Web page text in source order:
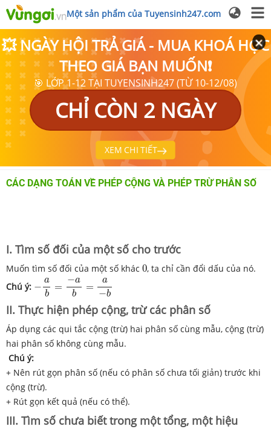
Một sản phẩm của Tuyensinh247.com
💥 NGÀY HỘI TRẢ GIÁ - MUA KHOÁ HỌC
THEO GIÁ BẠN MUỐN❗
🎯 LỚP 1-12 TẠI TUYENSINH247 (TỪ 10-12/08)
CHỈ CÒN 2 NGÀY
XEM CHI TIẾT
CÁC DẠNG TOÁN VỀ PHÉP CỘNG VÀ PHÉP TRỪ PHÂN SỐ
I. Tìm số đối của một số cho trước
Muốn tìm số đối của một số khác 0
0, ta chỉ cần đổi dấu của nó.
Chú ý: −
a
b
=
−a
b
=
a
−b
−ab= −ab=a−b
II. Thực hiện phép cộng, trừ các phân số
Áp dụng các qui tắc cộng (trừ) hai phân số cùng mẫu, cộng (trừ)
hai phân số không cùng mẫu.
Chú ý:
+ Nên rút gọn phân số (nếu có phân số chưa tối giản) trước khi
cộng (trừ).
+ Rút gọn kết quả (nếu có thể).
III. Tìm số chưa biết trong một tổng, một hiệu